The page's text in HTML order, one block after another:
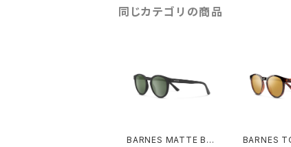
同じカテゴリの商品
BARNES MATTE BL
BARNES